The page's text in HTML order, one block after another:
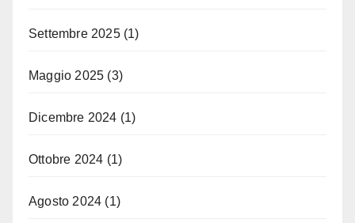
Settembre 2025(1)
Maggio 2025 (3)
Dicembre 2024 (1)
Ottobre 2024 (1)
Agosto 2024 (1)